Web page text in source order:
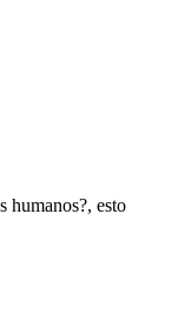
humanos?, esto